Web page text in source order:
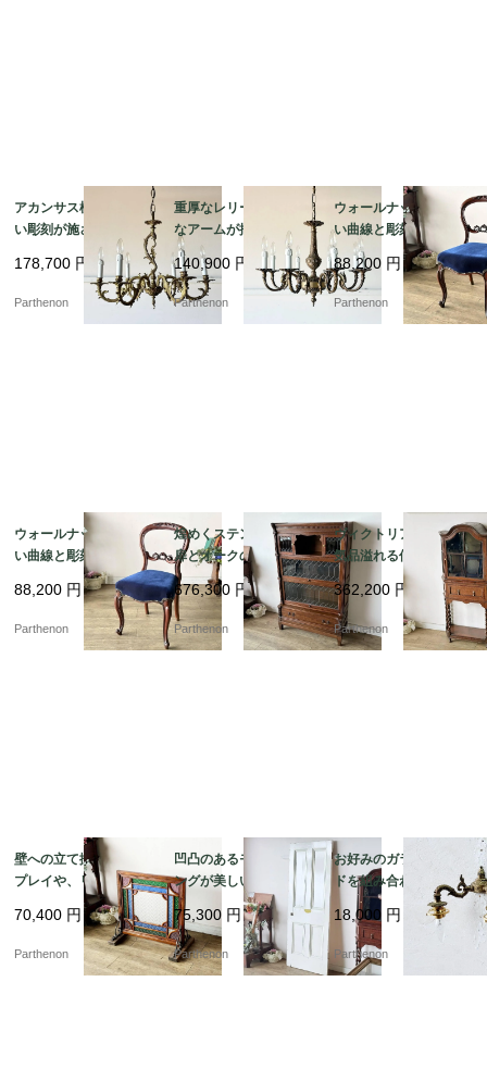
アカンサス模様の美し
い彫刻が施されたブラ
ス照明。クラシカルな
空間を演出する6灯式シ
ャンデリア【sy393】
178,700 円
Parthenon
重厚なレリーフと優美
なアームが描く気品。
クラシカルな真鍮の輝
きが空間を魅了する8灯
式シャンデリア【sy46
140,900 円
Parthenon
ウォールナットの美し
い曲線と彫刻が目を惹
く、空間を優雅に彩る
気品あるバルーンチェ
ア【c237-2】
88,200 円
Parthenon
ウォールナットの美し
い曲線と彫刻が目を惹
く、空間を優雅に彩る
気品あるバルーンチェ
ア【c237-1】
88,200 円
Parthenon
煌めくステンドグラス
扉とオークの味わいが
魅力のスタッキングブ
ックケース【k184】
676,300 円
Parthenon
ヴィクトリア朝後期の
気品溢れる佇まいのツ
イストレッグ・ガラス
キャビネット【k108】
362,200 円
Parthenon
壁への立て掛けディス
プレイや、リノベーシ
ョンの造作装飾パーツ
に。色鮮やかな型板ガ
ラスが光に煌めく木製
パネル【2271】
70,400 円
Parthenon
凹凸のあるモールディ
ングが美しい現状渡し
の建具。シャビーホワ
イトの4パネル木製ペイ
ントドア【6697】
75,300 円
Parthenon
お好みのガラスシェー
ドを組み合わせて楽し
める灯具。重厚なダイ
キャスト製の2灯式ウォ
ールランプ【51766】
18,000 円
Parthenon